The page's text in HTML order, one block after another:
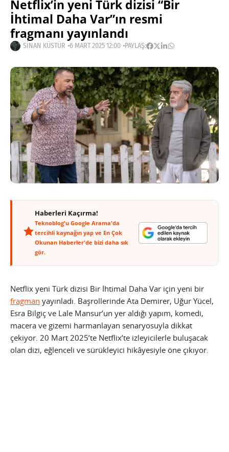
Netflix’in yeni Türk dizisi “Bir
İhtimal Daha Var”ın resmi
fragmanı yayınlandı
SINAN KÜSTÜR 6 MART 2025 12:00 PAYLAŞ:
Haberleri Kaçırma!
Teknoblog'u Google Arama'da
tercihli kaynağın yap ve En Çok
Okunan Haberler'de bizi daha sık
gör.
Netflix yeni Türk dizisi Bir İhtimal Daha Var için yeni bir
fragman yayınladı. Başrollerinde Ata Demirer, Uğur Yücel,
Esra Bilgiç ve Lale Mansur’un yer aldığı yapım, komedi,
macera ve gizemi harmanlayan senaryosuyla dikkat
çekiyor. 20 Mart 2025’te Netflix’te izleyicilerle buluşacak
olan dizi, eğlenceli ve sürükleyici hikâyesiyle öne çıkıyor.